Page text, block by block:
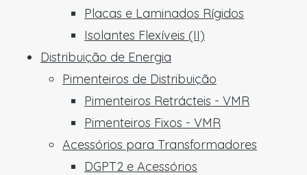
Placas e Laminados Rígidos
Isolantes Flexíveis (II)
Distribuição de Energia
Pimenteiros de Distribuição
Pimenteiros Retrácteis - VMR
Pimenteiros Fixos - VMR
Acessórios para Transformadores
DGPT2 e Acessórios